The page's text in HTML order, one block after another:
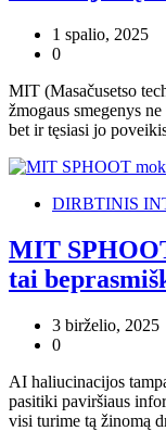
1 spalio, 2025
0
MIT (Masačusetso
žmogaus smegenys
bet ir tęsiasi jo
DIRBTINIS
MIT
tai
3 birželio, 2025
0
AI haliucinacijos
pasitiki paviršiaus
visi turime tą žinomą